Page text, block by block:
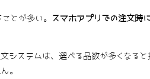
とが多い。 スマホアプリでの注文時
ステムは、選べる品数が多くなると
。